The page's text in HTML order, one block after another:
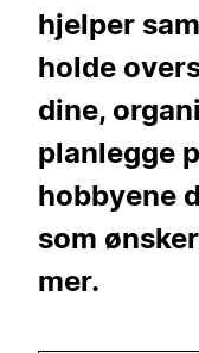
hjelper
holde
dine,
planlegge
hobbyene
som
mer.